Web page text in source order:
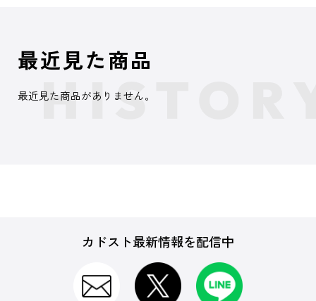
最近見た商品
最近見た商品がありません。
カドスト最新情報を配信中